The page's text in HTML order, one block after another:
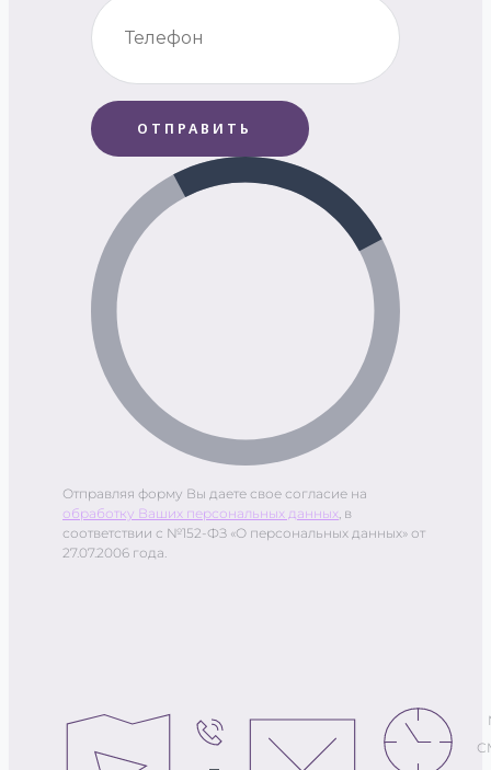
ОТПРАВИТЬ
Отправляя форму Вы даете свое согласие на
обработку Ваших персональных данных, в
соответствии с №152-ФЗ «О персональных данных» от
27.07.2006 года.